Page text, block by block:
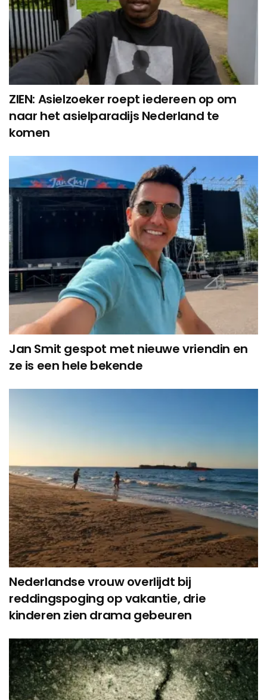
ZIEN: Asielzoeker roept iedereen op om
naar het asielparadijs Nederland te
komen
Jan Smit gespot met nieuwe vriendin en
ze is een hele bekende
Nederlandse vrouw overlijdt bij
reddingspoging op vakantie, drie
kinderen zien drama gebeuren